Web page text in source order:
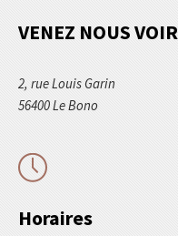
VENEZ NOUS VOIR
2, rue Louis Garin
56400 Le Bono
Horaires